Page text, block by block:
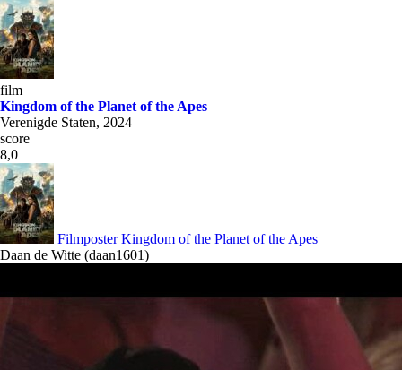
film
Kingdom of the Planet of the Apes
Verenigde Staten, 2024
score
8,0
Filmposter Kingdom of the Planet of the Apes
Daan de Witte (daan1601)